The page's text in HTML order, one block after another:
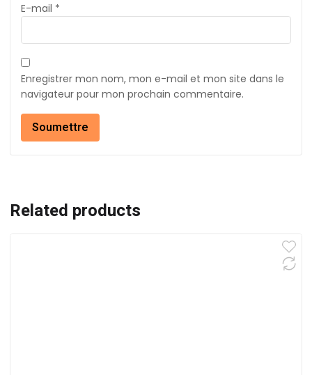
E-mail *
Enregistrer mon nom, mon e-mail et mon site dans le
navigateur pour mon prochain commentaire.
Related products